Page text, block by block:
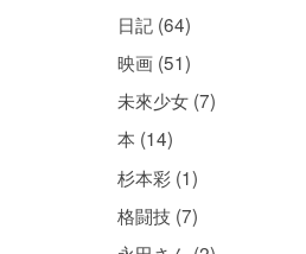
日記 (64)
映画 (51)
未來少女 (7)
本 (14)
杉本彩 (1)
格闘技 (7)